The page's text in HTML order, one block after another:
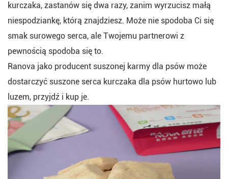
kurczaka, zastanów się dwa razy, zanim wyrzucisz małą
niespodziankę, którą znajdziesz. Może nie spodoba Ci się
smak surowego serca, ale Twojemu partnerowi z
pewnością spodoba się to.
Ranova jako producent suszonej karmy dla psów może
dostarczyć suszone serca kurczaka dla psów hurtowo lub
luzem, przyjdź i kup je.